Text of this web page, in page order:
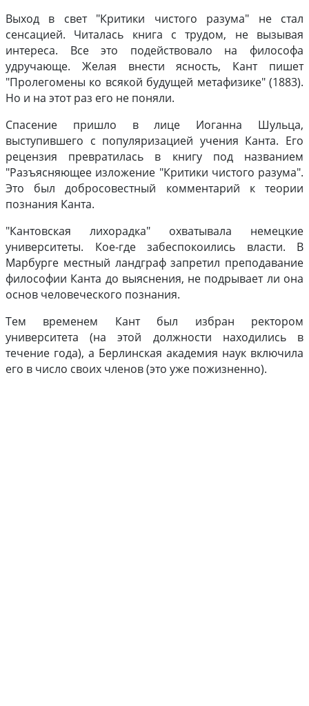
Выход в свет "Критики чистого разума" не стал
сенсацией. Читалась книга с трудом, не вызывая
интереса. Все это подействовало на философа
удручающе. Желая внести ясность, Кант пишет
"Пролегомены ко всякой будущей метафизике" (1883).
Но и на этот раз его не поняли.
Спасение пришло в лице Иоганна Шульца,
выступившего с популяризацией учения Канта. Его
рецензия превратилась в книгу под названием
"Разъясняющее изложение "Критики чистого разума".
Это был добросовестный комментарий к теории
познания Канта.
"Кантовская лихорадка" охватывала немецкие
университеты. Кое-где забеспокоились власти. В
Марбурге местный ландграф запретил преподавание
философии Канта до выяснения, не подрывает ли она
основ человеческого познания.
Тем временем Кант был избран ректором
университета (на этой должности находились в
течение года), а Берлинская академия наук включила
его в число своих членов (это уже пожизненно).